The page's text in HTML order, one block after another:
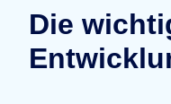
Die